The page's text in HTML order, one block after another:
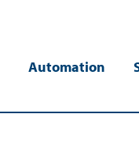
Automation